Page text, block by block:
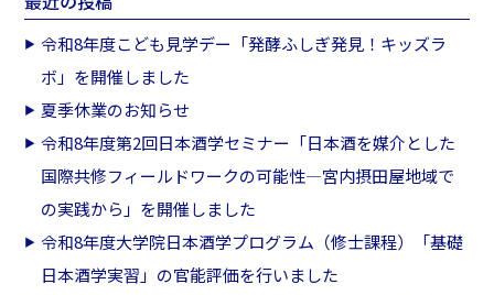
令和8年度こども見学デー「発酵ふしぎ発見！キッズラ
ボ」を開催しました
夏季休業のお知らせ
令和8年度第2回日本酒学セミナー「日本酒を媒介とした
国際共修フィールドワークの可能性―宮内摂田屋地域で
の実践から」を開催しました
令和8年度大学院日本酒学プログラム（修士課程）「基礎
日本酒学実習」の官能評価を行いました